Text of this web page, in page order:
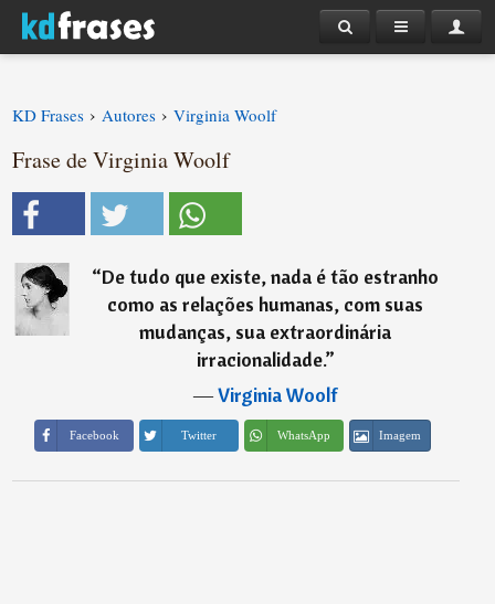
KD Frases › Autores › Virginia Woolf
Frase de Virginia Woolf
“De tudo que existe, nada é tão estranho
como as relações humanas, com suas
mudanças, sua extraordinária
irracionalidade.”
―Virginia Woolf
Facebook Twitter WhatsApp Imagem